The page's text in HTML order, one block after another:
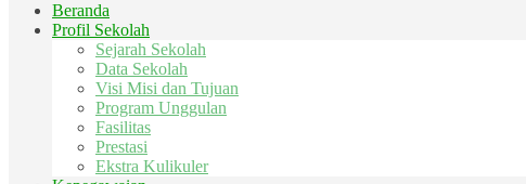
Beranda
Profil Sekolah
Sejarah Sekolah
Data Sekolah
Visi Misi dan Tujuan
Program Unggulan
Fasilitas
Prestasi
Ekstra Kulikuler